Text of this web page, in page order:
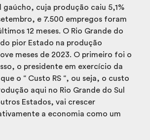
gaúcho, cuja produção caiu 5,1%
e 7.500 empregos foram
12 meses. O Rio Grande do
pior Estado na produção
meses de 2023. O primeiro foi o
o presidente em exercício da
o “ Custo RS “, ou seja, o custo
aqui no Rio Grande do Sul
Estados, vai crescer
a economia como um